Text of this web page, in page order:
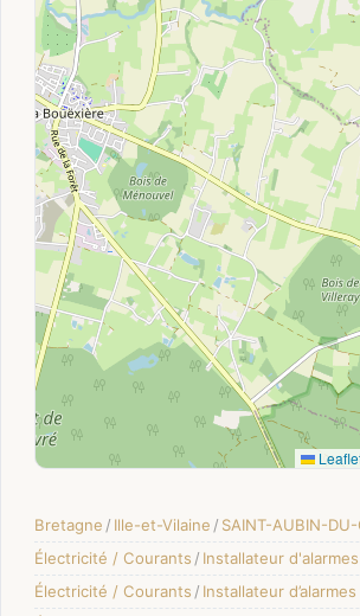
Bretagne / Ille-et-Vilaine / SAINT-AUBIN-DU-
Électricité / Courants / Installateur d'alarmes
Électricité / Courants / Installateur d’alarmes